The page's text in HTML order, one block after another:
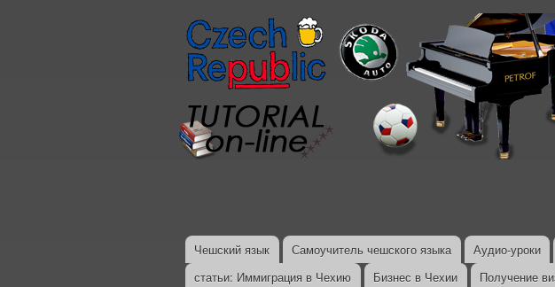
Главное меню
Чешский язык Самоучитель чешского языка Аудио-уроки
статьи: Иммиграция в Чехию
Бизнес в Чехии Получение